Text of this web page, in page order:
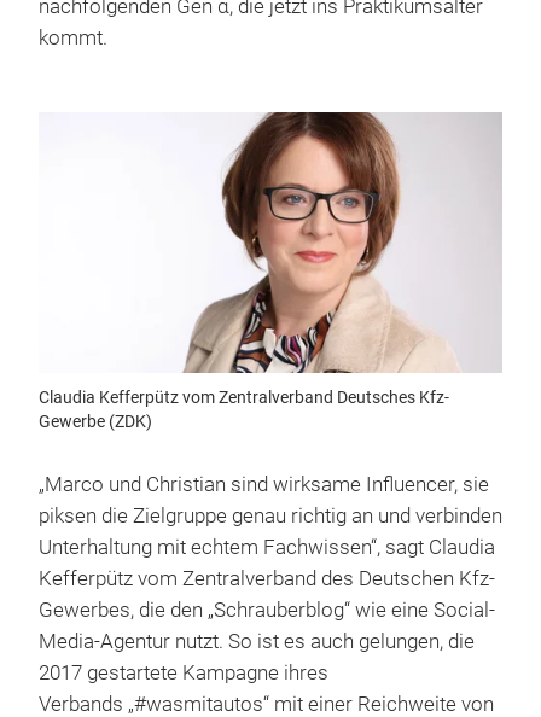
nachfolgenden Gen α, die jetzt ins Praktikumsalter
kommt.
Claudia Kefferpütz vom Zentralverband Deutsches Kfz-
Gewerbe (ZDK)
„Marco und Christian sind wirksame Influencer, sie
piksen die Zielgruppe genau richtig an und verbinden
Unterhaltung mit echtem Fachwissen“, sagt Claudia
Kefferpütz vom Zentralverband des Deutschen Kfz-
Gewerbes, die den „Schrauberblog“ wie eine Social-
Media-Agentur nutzt. So ist es auch gelungen, die
2017 gestartete Kampagne ihres
Verbands „#wasmitautos“ mit einer Reichweite von